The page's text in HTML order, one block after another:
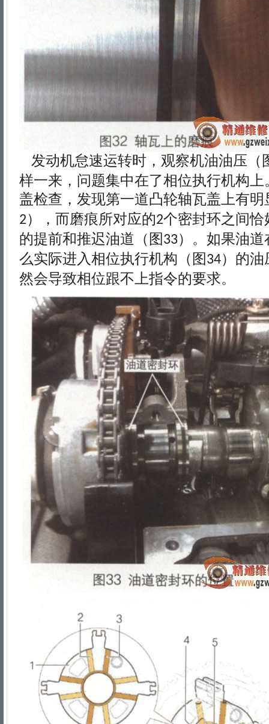
发动机怠速运转时，观察机油油压（
样一来，问题集中在了相位执行机构
盖检查，发现第一道凸轮轴瓦盖上有
2），而磨痕所对应的2个密封环之间
的提前和推迟油道（图 33）。如果油
么实际进入相位执行机构（图 34）的
然会导致相位跟不上指令的要求。